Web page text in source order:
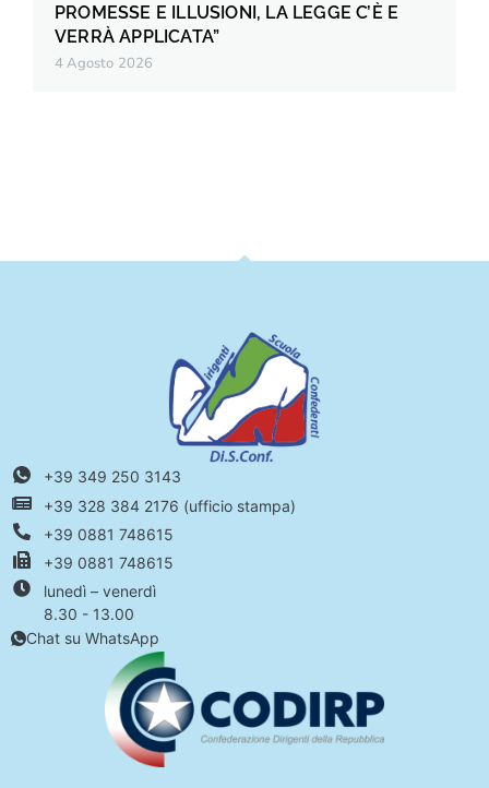
PROMESSE E ILLUSIONI, LA LEGGE C’È E
VERRÀ APPLICATA”
4 Agosto 2026
+39 349 250 3143
+39 328 384 2176 (ufficio stampa)
+39 0881 748615
+39 0881 748615
lunedì – venerdì
8.30 - 13.00
Chat su WhatsApp